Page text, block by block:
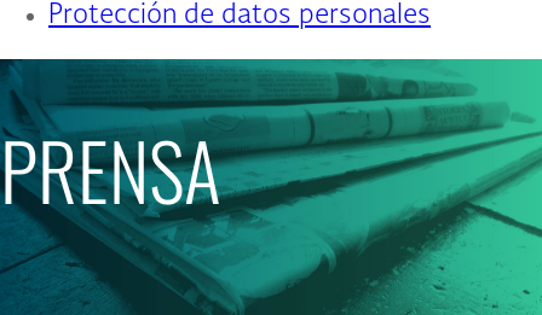
Protección de datos personales
PRENSA